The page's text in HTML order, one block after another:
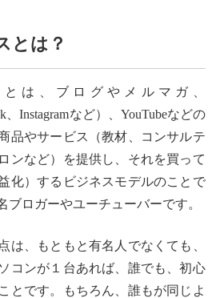
とは？
は、ブログやメルマガ、
、Instagramなど）、YouTubeなどの
品やサービス（教材、コンサルテ
ンなど）を提供し、それを買って
化）するビジネスモデルのことで
ブロガーやユーチューバーです。
は、もともと有名人でなくても、
コンが１台あれば、誰でも、初心
とです。もちろん、誰もが同じよ